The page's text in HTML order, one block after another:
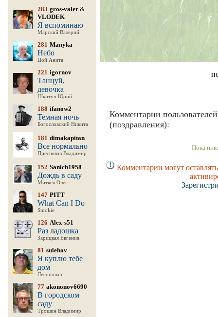
283 gros-valer&
VLODEK
Я вспоминаю
Марский Валерий
281 Manyka
Небо
Цой Анита
221 igornov
Танцуй,
девочка
Шкитун Юрий
188 ifanow2
Темная ночь
Богословский Никита
181 dimakapitan
Все нормально
Пресняков Владимир
152 Sanich1958
Дождь в саду
Митяев Олег
147 PITT
What Can I Do
Smokie
126 Alex-s51
Раз ладошка
Зарицкая Евгения
81 sulehov
Я куплю тебе
дом
Лесоповал
77 akononov6690
В городском
саду
Трошин Владимир
Комментарии пользователей
(поздравления):
Пока
Комментарии могут